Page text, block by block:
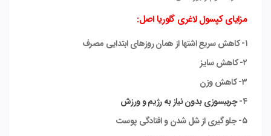
مزایای کپسول لاغری گلوریا اصل:
۱- کاهش سریع اشتها از همان روزهای ابتدایی مصرف
۲- کاهش سایز
۳- کاهش وزن
۴- چربیسوزی بدون نیاز به رژیم و ورزش
۵- جلو گیری از شل شدن و افتادگی پوست